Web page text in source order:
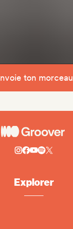
ton morceau
Explorer